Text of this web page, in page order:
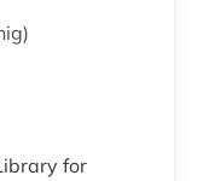
for